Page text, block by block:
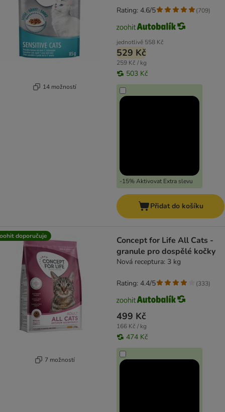
14 možností
jednotlivě 558 Kč
529 Kč
259 Kč / kg
503 Kč
-15% Aktivovat Extra slevu
Rating: 4.6/5 (709)
Přidat do košíku
doporučuje
7 možností
Concept for Life All Cats -
granule pro dospělé kočky
Nová receptura: 3 kg
499 Kč
166 Kč / kg
474 Kč
Rating: 4.4/5 (333)